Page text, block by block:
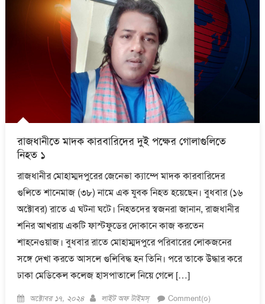
রাজধানীতে মাদক কারবারিদের দুই পক্ষের গোলাগুলিতে
নিহত ১
রাজধানীর মোহাম্মদপুরের জেনেভা ক্যাম্পে মাদক কারবারিদের
গুলিতে শানেমাজ (৩৮) নামে এক যুবক নিহত হয়েছেন। বুধবার (১৬
অক্টোবর) রাতে এ ঘটনা ঘটে। নিহতদের স্বজনরা জানান, রাজধানীর
শনির আখরায় একটি ফাস্টফুডের দোকানে কাজ করতেন
শাহনেওয়াজ। বুধবার রাতে মোহাম্মদপুরে পরিবারের লোকজনের
সঙ্গে দেখা করতে আসলে গুলিবিদ্ধ হন তিনি। পরে তাকে উদ্ধার করে
ঢাকা মেডিকেল কলেজ হাসপাতালে নিয়ে গেলে […]
Posted
অক্টোবর ১৭, ২০২৪ Author
লাইট অফ টাইমস্ Comment(০)